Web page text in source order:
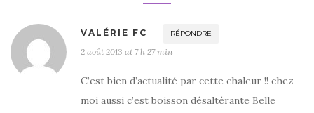
VALÉRIE FC RÉPONDRE
2 août 2013 at 7 h 27 min
C’est bien d’actualité par cette chaleur !! chez
moi aussi c’est boisson désaltérante Belle